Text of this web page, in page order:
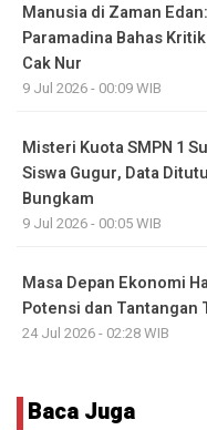
Manusia di Zaman
Paramadina Bahas
Cak Nur
9 Jul 2026 - 00:09 WIB
Misteri Kuota SMPN 1
Siswa Gugur, Data
Bungkam
9 Jul 2026 - 00:05 WIB
Masa Depan Ekonomi
Potensi dan Tantangan
24 Jul 2026 - 02:28 WIB
Baca Juga